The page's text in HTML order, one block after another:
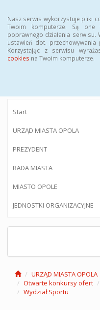
Nasz serwis wykorzystuje pliki
Twoim komputerze. Są one
poprawnego działania serwisu.
ustawień dot.
Korzystając z serwisu
cookies na Twoim komputerze.
BIULETYN
Start
URZĄD MIASTA OPOLA
PREZYDENT
RADA MIASTA
MIASTO OPOLE
JEDNOSTKI ORGANIZACYJNE
URZĄD MIASTA OPOLA
Otwarte konkursy ofert
Wydział Sportu